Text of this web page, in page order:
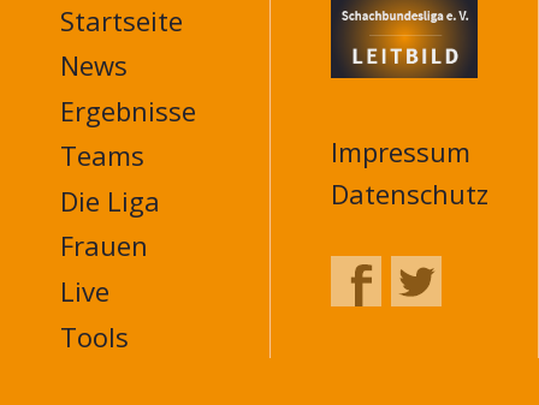
MAIN
NAVIGATION
FOOTER
Startseite
News
Ergebnisse
Teams
Die Liga
Frauen
Live
Tools
Impressum
Datenschutz